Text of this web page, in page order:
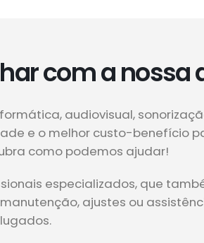
com a nossa
audiovisual,
e o melhor custo-benefício
como podemos ajudar!
especializados, que
ajustes ou